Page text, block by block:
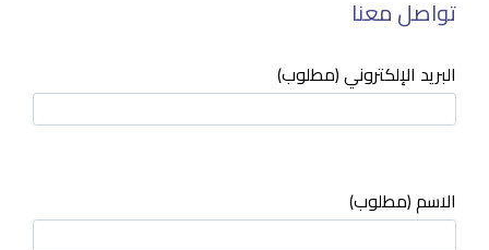
تواصل معنا
البريد الإلكتروني (مطلوب)
الاسم (مطلوب)